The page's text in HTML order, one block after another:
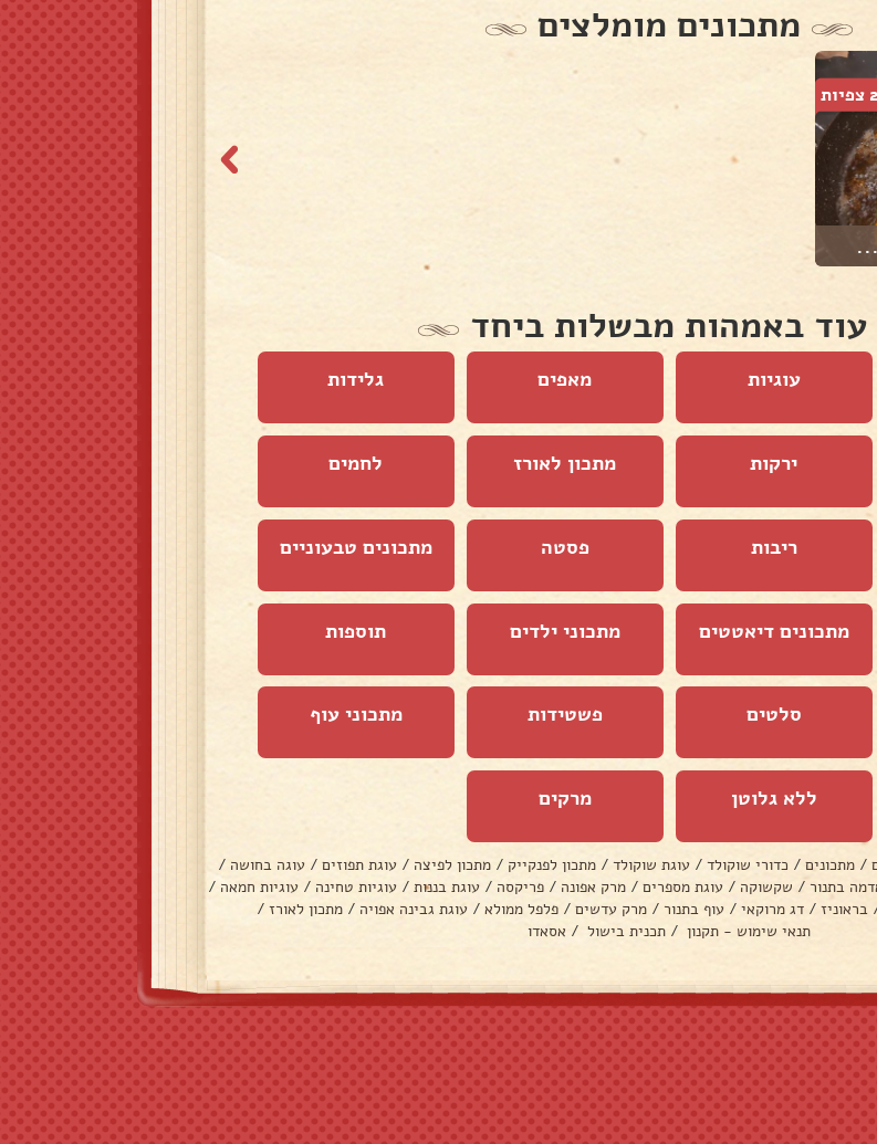
מתכונים מומלצים
עוד באמהות מבשלות ביחד
עוגיות מאפים גלידות
ירקות מתכון לאורז לחמים
ריבות פסטה מתכונים טבעוניים
מתכונים דיאטטים מתכוני ילדים תוספות
סלטים פשטידות מתכוני עוף
ללא גלוטן מרקים
/ מתכונים / כדורי שוקולד / עוגת שוקולד / מתכון לפנקייק / מתכון לפיצה / עוגת תפוזים / עוגה בחושה /
בתנור / שקשוקה / עוגת מספרים / מרק אפונה / פריקסה / עוגת בננות / עוגיות טחינה / עוגיות חמאה /
בראוניז / דג מרוקאי / עוף בתנור / מרק עדשים / פלפל ממולא / עוגת גבינה אפויה / מתכון לאורז /
תנאי שימוש - תקנון / תכנית בישול / אסאדו